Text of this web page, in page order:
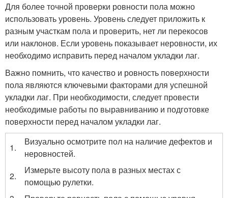
Для более точной проверки ровности пола можно
использовать уровень. Уровень следует приложить к
разным участкам пола и проверить, нет ли перекосов
или наклонов. Если уровень показывает неровности, их
необходимо исправить перед началом укладки лаг.
Важно помнить, что качество и ровность поверхности
пола являются ключевыми факторами для успешной
укладки лаг. При необходимости, следует провести
необходимые работы по выравниванию и подготовке
поверхности перед началом укладки лаг.
1.
Визуально осмотрите пол на наличие дефектов и
неровностей.
2.
Измерьте высоту пола в разных местах с
помощью рулетки.